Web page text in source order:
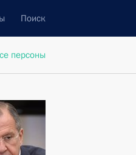
Поиск
персоны